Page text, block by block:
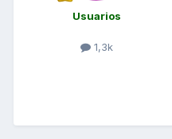
Usuarios
1,3k